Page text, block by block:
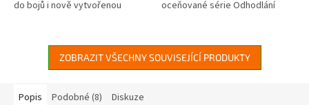
do bojů i nově vytvořenou
oceňované série Odhodlání
přenese přímo do...
ZOBRAZIT VŠECHNY SOUVISEJÍCÍ PRODUKTY
Popis Podobné (8) Diskuze